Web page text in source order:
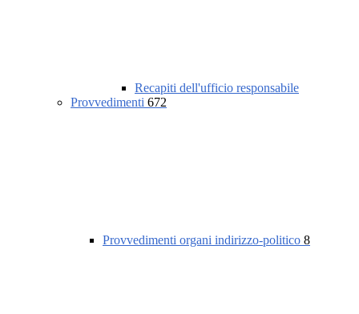
Recapiti dell'ufficio responsabile
Provvedimenti 672
Provvedimenti organi indirizzo-politico 8